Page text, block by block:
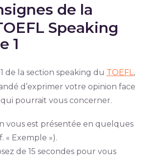
de la
Speaking
1
de la section speaking du TOEFL,
d’exprimer votre opinion face
pourrait vous concerner.
vous est présentée en quelques
« Exemple »).
de 15 secondes pour vous